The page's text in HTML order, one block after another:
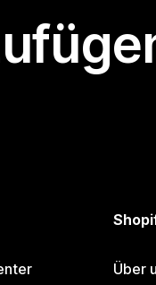
Über